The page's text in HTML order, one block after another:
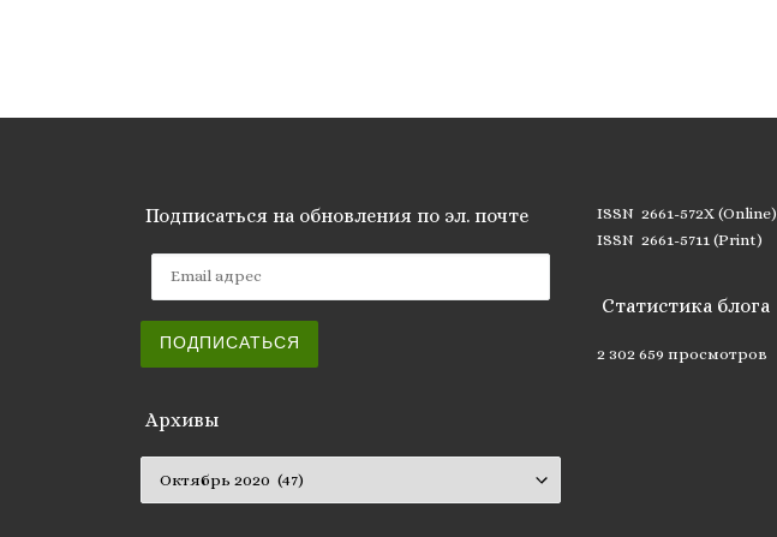
Подписаться на обновления по эл. почте
ПОДПИСАТЬСЯ
Архивы
ISSN 2661-572X (Online)
ISSN 2661-5711 (Print)
Статистика блога
2 302 659 просмотров